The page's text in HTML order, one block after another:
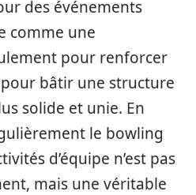
des événements
comme une
pour renforcer
bâtir une structure
solide et unie. En
le bowling
d’équipe n’est pas
mais une véritable